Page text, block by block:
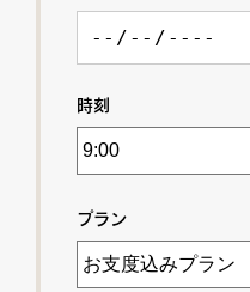
時刻
プラン